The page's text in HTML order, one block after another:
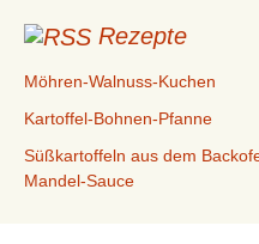
Rezepte
Möhren-Walnuss-Kuchen
Kartoffel-Bohnen-Pfanne
Süßkartoffeln aus dem
Mandel-Sauce